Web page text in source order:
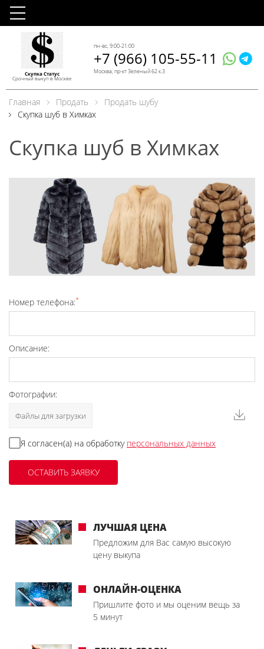
Скупка Статус
Срочный выкуп в Москве
пн-вс, 9:00-21:00
+7 (966) 105-55-11
Москва, пр-кт Зеленый 62 к.3
Главная Продать
Продать шубу
Скупка шуб в Химках
Скупка шуб в Химках
Номер телефона:*
Описание:
Фотографии:
Файлы для загрузки
Я согласен(а) на обработку персональных данных
ЛУЧШАЯ ЦЕНА
Предложим для Вас самую высокую
цену выкупа
ОНЛАЙН-ОЦЕНКА
Пришлите фото и мы оценим вещь за
5 минут